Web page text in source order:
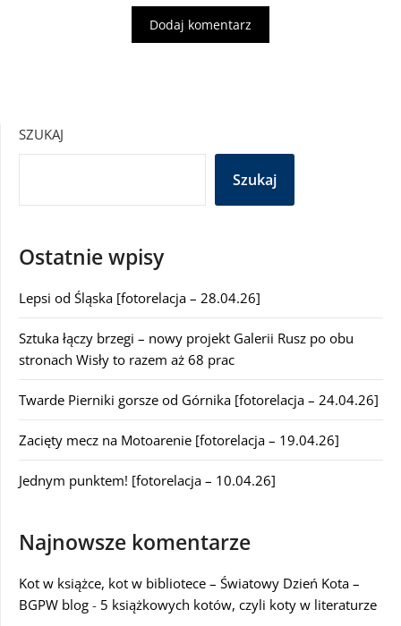
SZUKAJ
Szukaj
Ostatnie wpisy
Lepsi od Śląska [fotorelacja – 28.04.26]
Sztuka łączy brzegi – nowy projekt Galerii Rusz po obu
stronach Wisły to razem aż 68 prac
Twarde Pierniki gorsze od Górnika [fotorelacja – 24.04.26]
Zacięty mecz na Motoarenie [fotorelacja – 19.04.26]
Jednym punktem! [fotorelacja – 10.04.26]
Najnowsze komentarze
Kot w książce, kot w bibliotece – Światowy Dzień Kota –
BGPW blog - 5 książkowych kotów, czyli koty w literaturze